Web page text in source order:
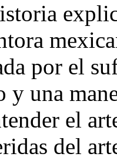
por el
una
el
del